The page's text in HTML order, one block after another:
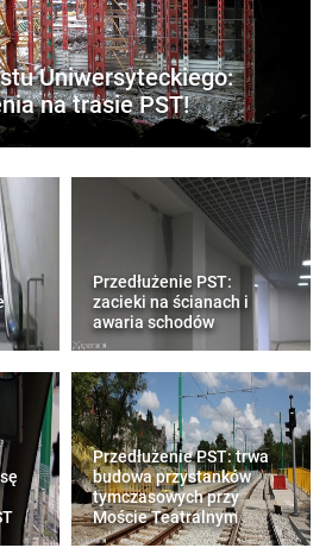
Uniwersyteckiego:
na trasie PST!
Przedłużenie PST:
zacieki na ścianach i
awaria schodów
Przedłużenie PST: trwa
budowa przystanków
tymczasowych przy
Moście Teatralnym